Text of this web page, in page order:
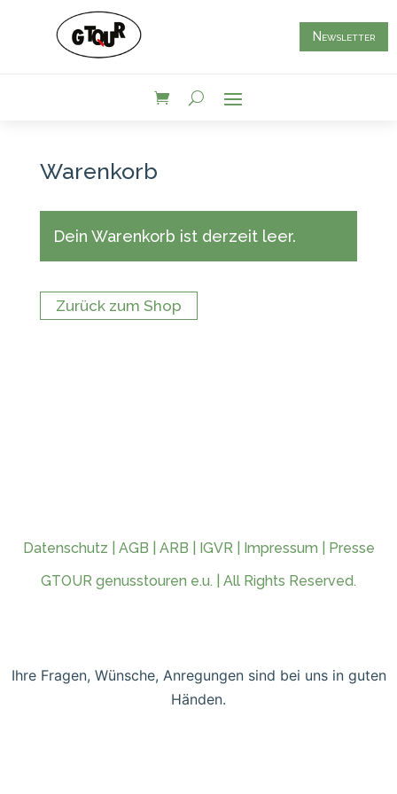
Newsletter
Warenkorb
Dein Warenkorb ist derzeit leer.
Zurück zum Shop
Datenschutz AGB ARB IGVR| Impressum
Presse
GTOUR genusstouren e.u. | All Rights Reserved.
Ihre Fragen, Wünsche, Anregungen sind bei uns in guten
Händen.